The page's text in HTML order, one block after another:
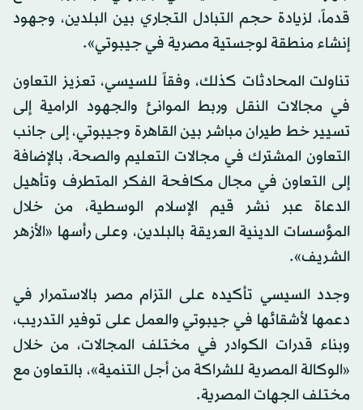
قدماً، لزيادة حجم التبادل التجاري بين البلدين، وجهود
إنشاء منطقة لوجستية مصرية في جيبوتي».
تناولت المحادثات كذلك، وفقاً للسيسي، تعزيز التعاون
في مجالات النقل وربط الموانئ والجهود الرامية إلى
تسيير خط طيران مباشر بين القاهرة وجيبوتي، إلى جانب
التعاون المشترك في مجالات التعليم والصحة، بالإضافة
إلى التعاون في مجال مكافحة الفكر المتطرف وتأهيل
الدعاة عبر نشر قيم الإسلام الوسطية، من خلال
المؤسسات الدينية العريقة بالبلدين، وعلى رأسها «الأزهر
الشريف».
وجدد السيسي تأكيده على التزام مصر بالاستمرار في
دعمها لأشقائها في جيبوتي والعمل على توفير التدريب،
وبناء قدرات الكوادر في مختلف المجالات، من خلال
«الوكالة المصرية للشراكة من أجل التنمية»، بالتعاون مع
مختلف الجهات المصرية.